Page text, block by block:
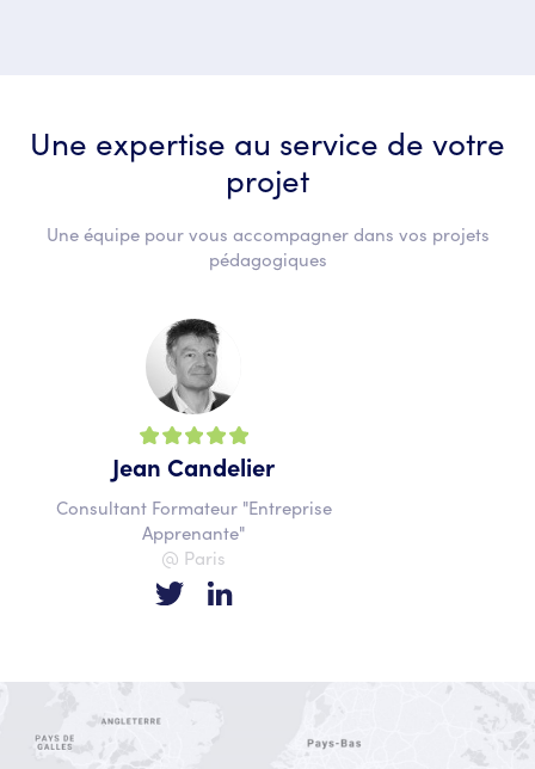
Une expertise au service de votre
projet
Une équipe pour vous accompagner dans vos projets
pédagogiques
Jean Candelier
Consultant Formateur "Entreprise
Apprenante"
@ Paris